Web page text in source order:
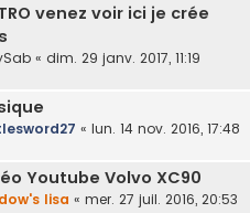
venez voir ici je crée
« dim. 29 janv. 2017, 11:19
« lun. 14 nov. 2016, 17:48
Youtube Volvo XC90
lisa « mer. 27 juil. 2016, 20:53